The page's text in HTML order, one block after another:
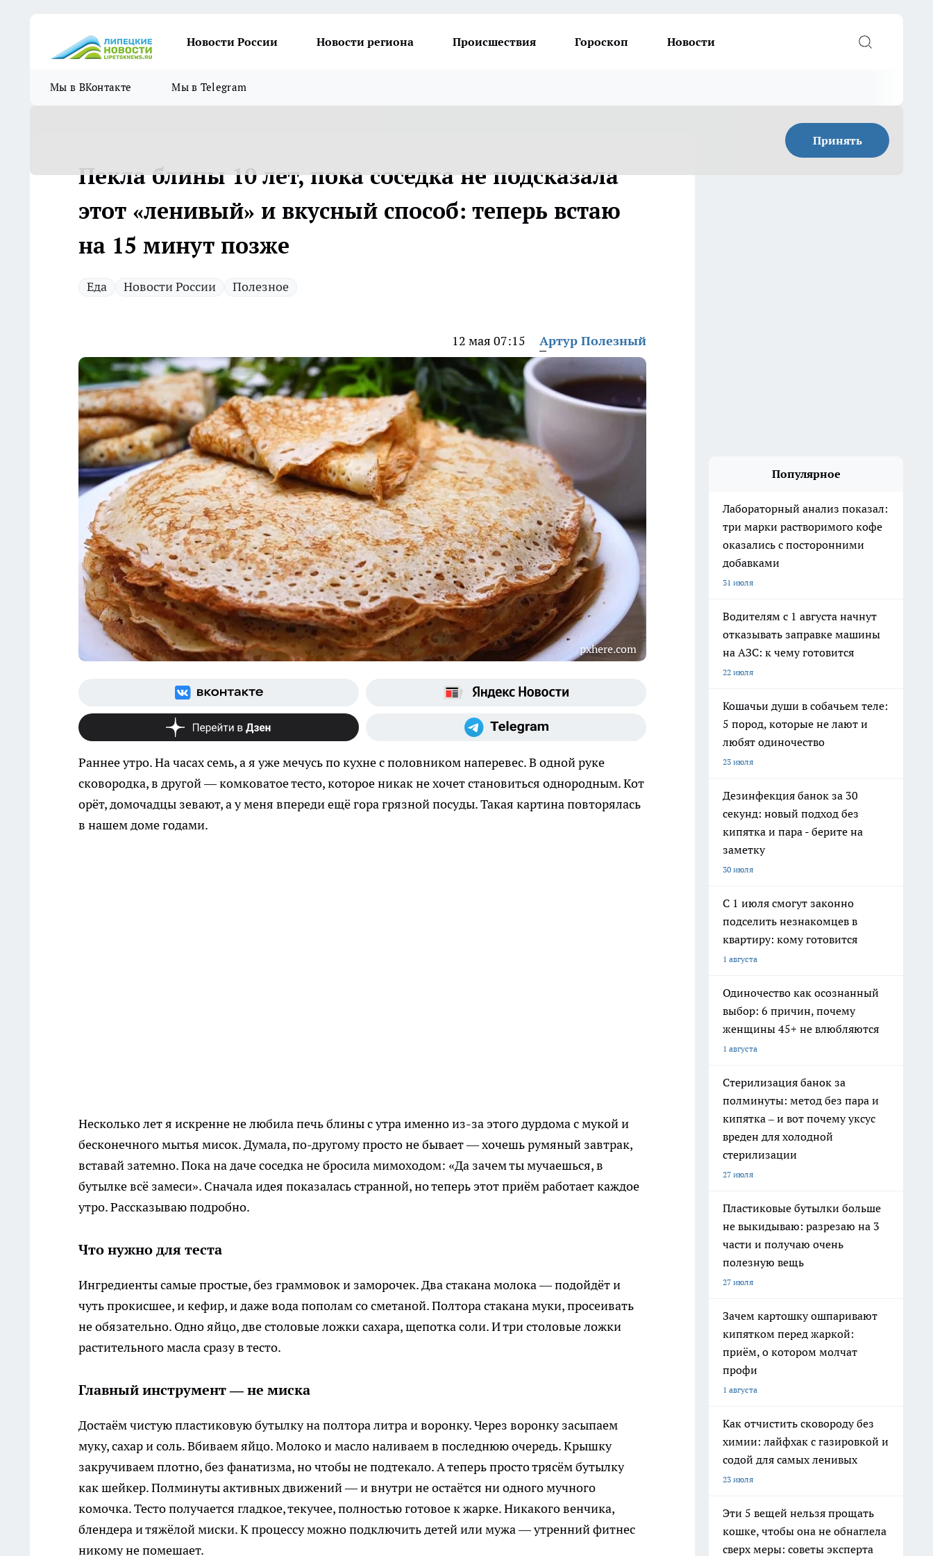
Новости России Новости региона Происшествия Гороскоп Новости
Мы в ВКонтакте Мы в Telegram
Принять
Пекла блины 10 лет, пока соседка не подсказала
этот «ленивый» и вкусный способ: теперь встаю
на 15 минут позже
Еда Новости России Полезное
12 мая 07:15 Артур Полезный
pxhere.com
Раннее утро. На часах семь, а я уже мечусь по кухне с половником наперевес. В одной руке
сковородка, в другой — комковатое тесто, которое никак не хочет становиться однородным. Кот
орёт, домочадцы зевают, а у меня впереди ещё гора грязной посуды. Такая картина повторялась
в нашем доме годами.
Несколько лет я искренне не любила печь блины с утра именно из-за этого дурдома с мукой и
бесконечного мытья мисок. Думала, по-другому просто не бывает — хочешь румяный завтрак,
вставай затемно. Пока на даче соседка не бросила мимоходом: «Да зачем ты мучаешься, в
бутылке всё замеси». Сначала идея показалась странной, но теперь этот приём работает каждое
утро. Рассказываю подробно.
Что нужно для теста
Ингредиенты самые простые, без граммовок и заморочек. Два стакана молока — подойдёт и
чуть прокисшее, и кефир, и даже вода пополам со сметаной. Полтора стакана муки, просеивать
не обязательно. Одно яйцо, две столовые ложки сахара, щепотка соли. И три столовые ложки
растительного масла сразу в тесто.
Главный инструмент — не миска
Достаём чистую пластиковую бутылку на полтора литра и воронку. Через воронку засыпаем
муку, сахар и соль. Вбиваем яйцо. Молоко и масло наливаем в последнюю очередь. Крышку
закручиваем плотно, без фанатизма, но чтобы не подтекало. А теперь просто трясём бутылку
как шейкер. Полминуты активных движений — и внутри не остаётся ни одного мучного
комочка. Тесто получается гладкое, текучее, полностью готовое к жарке. Никакого венчика,
блендера и тяжёлой миски. К процессу можно подключить детей или мужа — утренний фитнес
никому не помешает.
Популярное
Лабораторный анализ показал:
три марки растворимого кофе
оказались с посторонними
добавками
31 июля
Водителям с 1 августа начнут
отказывать заправке машины
на АЗС: к чему готовится
22 июля
Кошачьи души в собачьем теле:
5 пород, которые не лают и
любят одиночество
23 июля
Дезинфекция банок за 30
секунд: новый подход без
кипятка и пара - берите на
заметку
30 июля
С 1 июля смогут законно
подселить незнакомцев в
квартиру: кому готовится
1 августа
Одиночество как осознанный
выбор: 6 причин, почему
женщины 45+ не влюбляются
1 августа
Стерилизация банок за
полминуты: метод без пара и
кипятка – и вот почему уксус
вреден для холодной
стерилизации
27 июля
Пластиковые бутылки больше
не выкидываю: разрезаю на 3
части и получаю очень
полезную вещь
27 июля
Зачем картошку ошпаривают
кипятком перед жаркой:
приём, о котором молчат
профи
1 августа
Как отчистить сковороду без
химии: лайфхак с газировкой и
содой для самых ленивых
23 июля
Эти 5 вещей нельзя прощать
кошке, чтобы она не обнаглела
сверх меры: советы эксперта